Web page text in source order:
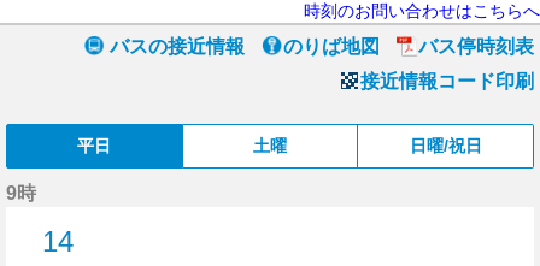
時刻のお問い合わせはこちらへ
バスの接近情報 のりば地図
バス停時刻表
接近情報コード印刷
平日 土曜 日曜/祝日
9時
14